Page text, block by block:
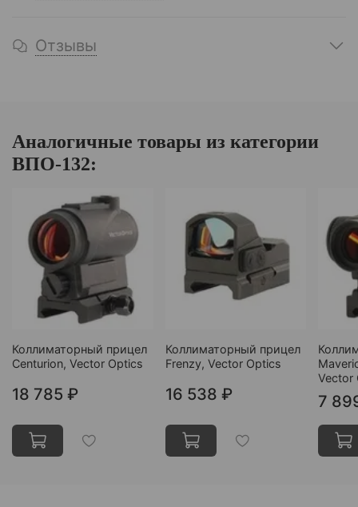
Отзывы
Аналогичные товары из категории
ВПО-132:
Коллиматорный прицел
Centurion, Vector Optics
18 785 ₽
Коллиматорный прицел
Frenzy, Vector Optics
16 538 ₽
Vector
7